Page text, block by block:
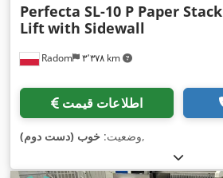
Radom ۳٬۳۷۸ km
Perfecta SL-10 P Paper Stack
Liftwith Sidewall
اطلاعات قیمت
وضعیت: خوب (دست دوم) ,